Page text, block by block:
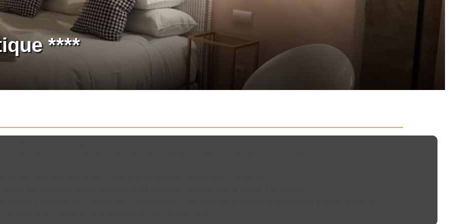
****
edificio histórico del siglo XIX con un diseño minimalista contemporáneo.
elegante con suelo de madera de calidad, detalles metálicos, baño de piedra y muebles contemporáneos. TV de
con productos frescos de la zona en el encantador comedor junto a la piscina.
los huéspedes pueden relajarse en las tumbonas, situadas entre la piscina y el comedor.
gratuita y conexión Wi-Fi gratuita en las habitaciones. El personal ofrece servicio de información turística de Baeza y
su estancia en Andalucía, recomendando lo mejor de nuestra tierra.